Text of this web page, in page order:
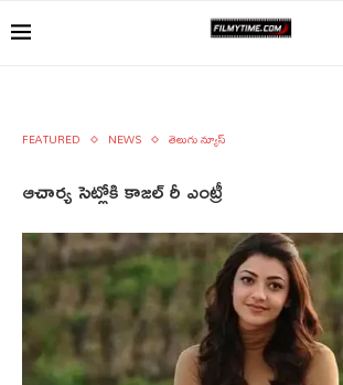
FEATURED NEWS తెలుగు న్యూస్
ఆచార్య సెట్లోకి కాజల్ రీ ఎంట్రీ